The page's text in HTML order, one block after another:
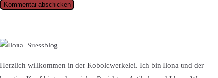
Herzlich willkommen in der Koboldwerkelei. Ich bin Ilona und der